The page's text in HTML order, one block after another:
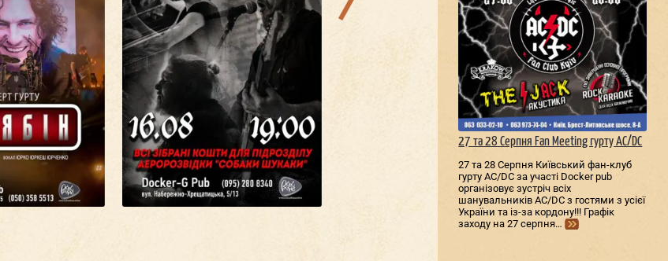
27 та 28 Серпня Fan Meeting гурту AC/DС
27 та 28 Серпня Київський фан-клуб
гурту AC/DС за участі Docker pub
організовує зустріч всіх
шанувальників AC/DС з гостями з усієї
України та із-за кордону!!! Графік
заходу на 27 серпня…